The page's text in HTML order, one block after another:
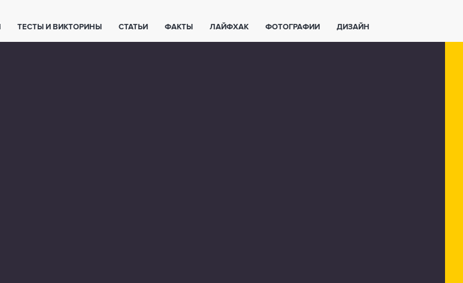
ТЕСТЫ И ВИКТОРИНЫ СТАТЬИ ФАКТЫ ЛАЙФХАК ФОТОГРАФИИ ДИЗАЙН